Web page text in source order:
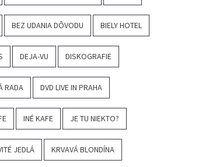
BEZ UDANIA DÔVODU BIELY HOTEL
DEJA-VU DISKOGRAFIE
RADA DVD LIVE IN PRAHA
INÉ KAFE JE TU NIEKTO?
JEDLÁ KRVAVÁ BLONDÍNA